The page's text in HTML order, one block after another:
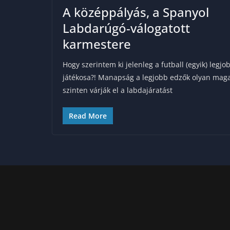
A középpályás, a Spanyol
Labdarúgó-válogatott
karmestere
Hogy szerintem ki jelenleg a futball (egyik)
játékosa?! Manapság a legjobb edzők olyan
szinten várják el a labdajáratást
Read More